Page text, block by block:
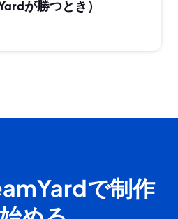
が勝つとき）
で制作